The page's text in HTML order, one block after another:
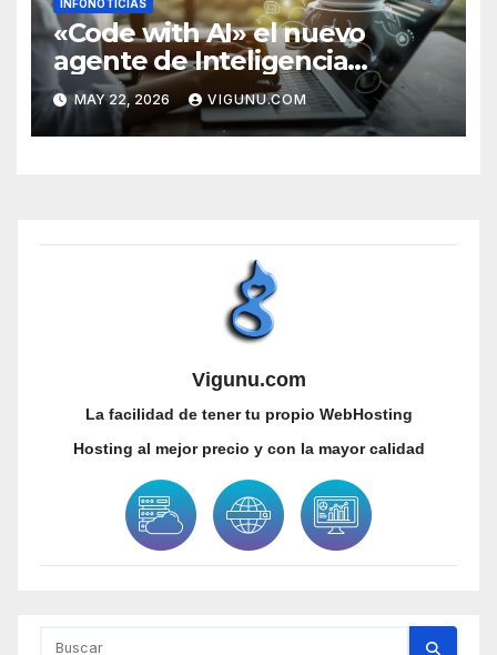
INFONOTICIAS
«Code with AI» el nuevo
agente de Inteligencia
Artificial integrado en
nuestros servicios de
WebHosting
MAY 22, 2026 VIGUNU.COM
Vigunu.com
La facilidad de tener tu propio WebHosting
Hosting al mejor precio y con la mayor calidad